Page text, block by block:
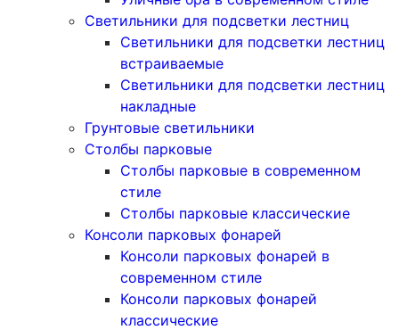
Светильники для подсветки лестниц
Светильники для подсветки лестниц
встраиваемые
Светильники для подсветки лестниц
накладные
Грунтовые светильники
Столбы парковые
Столбы парковые в современном
стиле
Столбы парковые классические
Консоли парковых фонарей
Консоли парковых фонарей в
современном стиле
Консоли парковых фонарей
классические